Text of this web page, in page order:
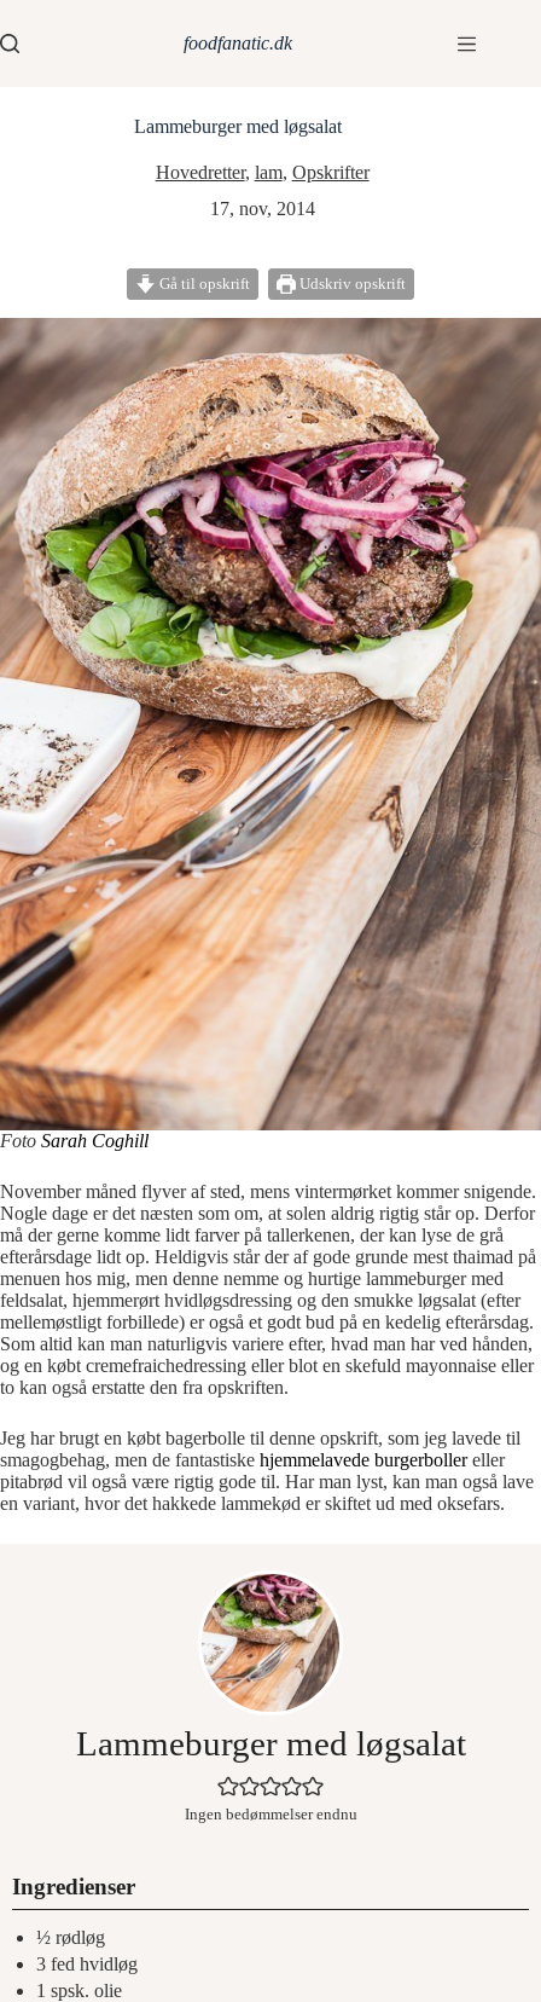
foodfanatic.dk
Lammeburger med løgsalat
Hovedretter, lam, Opskrifter
17, nov, 2014
Gå til opskrift Udskriv opskrift
Foto Sarah Coghill
November måned flyver af sted, mens vintermørket kommer snigende.
Nogle dage er det næsten som om, at solen aldrig rigtig står op. Derfor
må der gerne komme lidt farver på tallerkenen, der kan lyse de grå
efterårsdage lidt op. Heldigvis står der af gode grunde mest thaimad på
menuen hos mig, men denne nemme og hurtige lammeburger med
feldsalat, hjemmerørt hvidløgsdressing og den smukke løgsalat (efter
mellemøstligt forbillede) er også et godt bud på en kedelig efterårsdag.
Som altid kan man naturligvis variere efter, hvad man har ved hånden,
og en købt cremefraichedressing eller blot en skefuld mayonnaise eller
to kan også erstatte den fra opskriften.
Jeg har brugt en købt bagerbolle til denne opskrift, som jeg lavede til
smagogbehag, men de fantastiske hjemmelavede burgerbollereller
pitabrød vil også være rigtig gode til. Har man lyst, kan man også lave
en variant, hvor det hakkede lammekød er skiftet ud med oksefars.
Lammeburger med løgsalat
Ingen bedømmelser endnu
Ingredienser
½ rødløg
3 fed hvidløg
1 spsk. olie